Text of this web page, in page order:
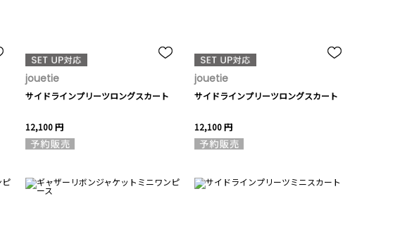
jouetie
サイドラインプリーツロングスカート
12,100 円
jouetie
サイドラインプリーツロングスカート
12,100 円